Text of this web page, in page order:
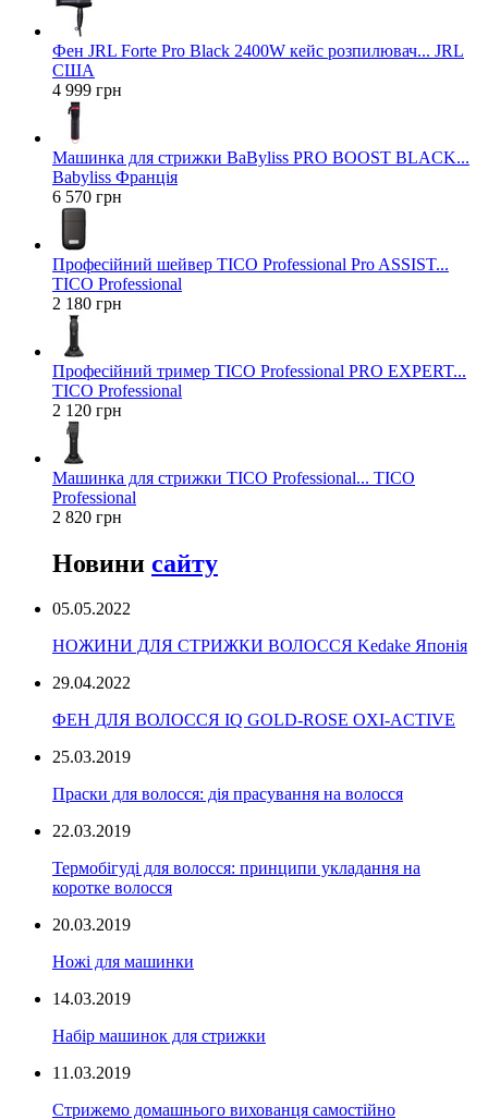
Фен JRL Forte Pro Black 2400W кейс розпилювач... JRL
США
4 999 грн
Машинка для стрижки BaByliss PRO BOOST BLACK...
Babyliss Франція
6 570 грн
Професійний шейвер TICO Professional Pro ASSIST...
TICO Professional
2 180 грн
Професійний тример TICO Professional PRO EXPERT...
TICO Professional
2 120 грн
Машинка для стрижки TICO Professional... TICO
Professional
2 820 грн
Новини сайту
05.05.2022
НОЖИНИ ДЛЯ СТРИЖКИ ВОЛОССЯ Kedake Японія
29.04.2022
ФЕН ДЛЯ ВОЛОССЯ IQ GOLD-ROSE OXI-ACTIVE
25.03.2019
Праски для волосся: дія прасування на волосся
22.03.2019
Термобігуді для волосся: принципи укладання на
коротке волосся
20.03.2019
Ножі для машинки
14.03.2019
Набір машинок для стрижки
11.03.2019
Стрижемо домашнього вихованця самостійно